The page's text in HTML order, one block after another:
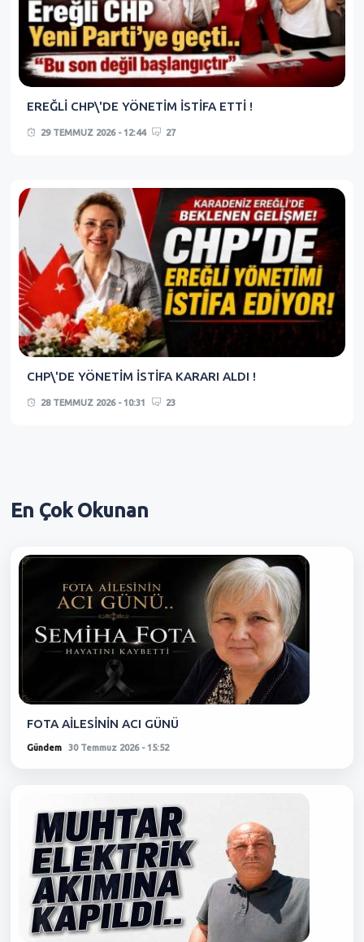
EREĞLİ CHP\'DE YÖNETİM İSTİFA ETTİ !
29 TEMMUZ 2026 - 12:44 27
CHP\'DE YÖNETİM İSTİFA KARARI ALDI !
28 TEMMUZ 2026 - 10:31 23
En ÇokOkunan
FOTA AİLESİNİN ACI GÜNÜ
Gündem 30 Temmuz 2026 - 15:52